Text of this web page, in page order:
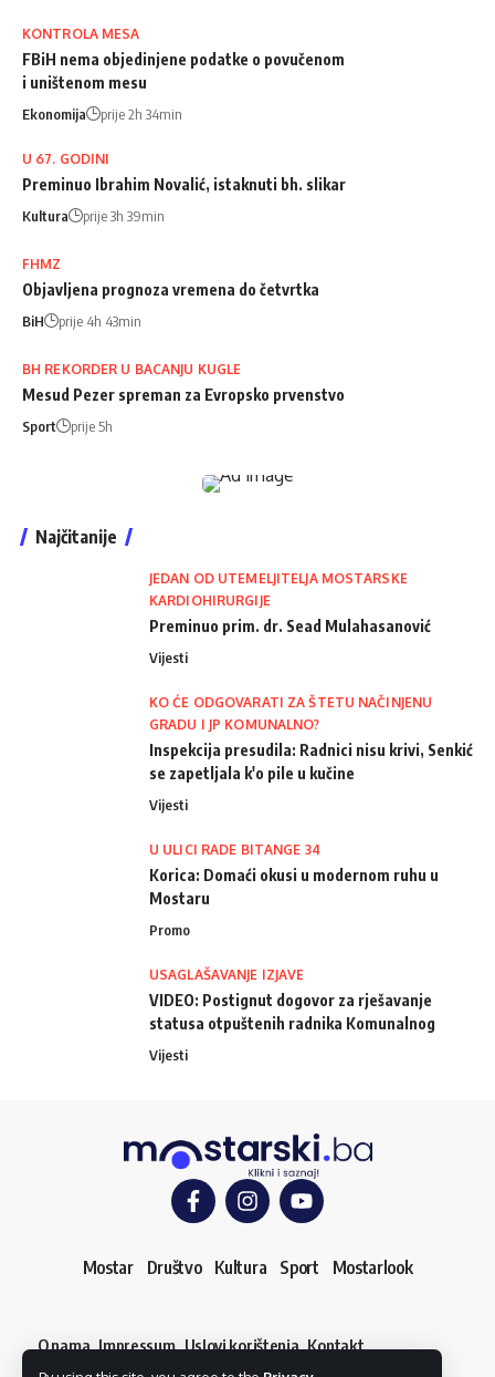
KONTROLA MESA
FBiH nema objedinjene podatke o povučenom
i uništenom mesu
Ekonomija prije 2h 34min
U 67. GODINI
Preminuo Ibrahim Novalić, istaknuti bh. slikar
Kultura prije 3h 39min
FHMZ
Objavljena prognoza vremena do četvrtka
BiH prije 4h 43min
BH REKORDER U BACANJU KUGLE
Mesud Pezer spreman za Evropsko prvenstvo
Sport prije 5h
Najčitanije
JEDAN OD UTEMELJITELJA MOSTARSKE
KARDIOHIRURGIJE
Preminuo prim. dr. Sead Mulahasanović
Vijesti
KO ĆE ODGOVARATI ZA ŠTETU NAČINJENU
GRADU I JP KOMUNALNO?
Inspekcija presudila: Radnici nisu krivi, Senkić
se zapetljala k'o pile u kučine
Vijesti
U ULICI RADE BITANGE 34
Korica: Domaći okusi u modernom ruhu u
Mostaru
Promo
USAGLAŠAVANJE IZJAVE
VIDEO: Postignut dogovor za rješavanje
statusa otpuštenih radnika Komunalnog
Vijesti
Mostar Društvo Kultura Sport Mostarlook
O nama Impressum Uslovi korištenja Kontakt
Dojavi vijest